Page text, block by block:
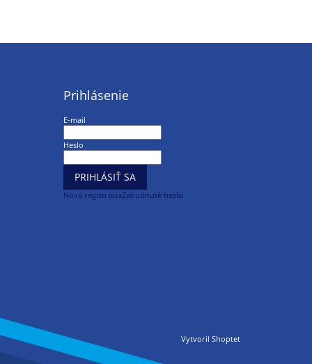
Prihlásenie
E-mail
Heslo
PRIHLÁSIŤ SA
Nová registráciaZabudnuté heslo
Vytvoril Shoptet